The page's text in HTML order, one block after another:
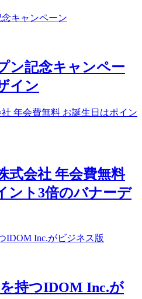
ン記念キャンペー
イン
式会社 年会費無料
ント3倍のバナーデ
持つIDOM Inc.が